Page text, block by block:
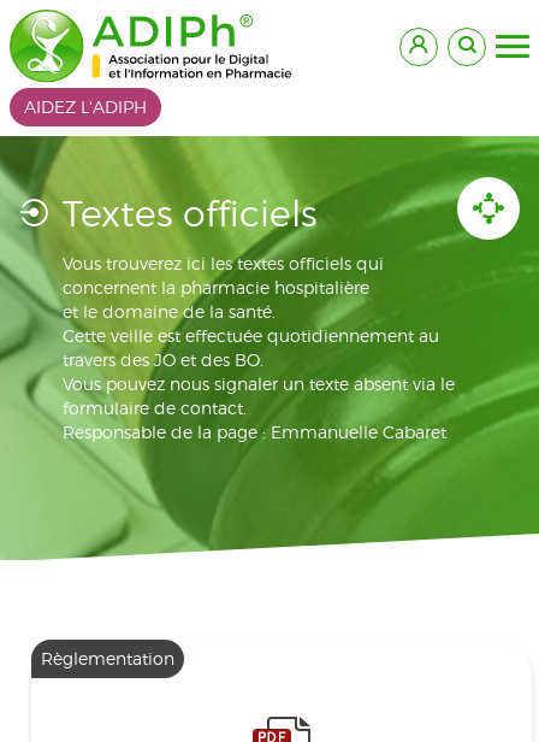
AIDEZ L'ADIPH
Textes officiels
Vous trouverez ici les textes officiels qui
concernent la pharmacie hospitalière
et le domaine de la santé.
Cette veille est effectuée quotidiennement au
travers des JO et des BO.
Vous pouvez nous signaler un texte absent via le
formulaire de contact.
Responsable de la page : Emmanuelle Cabaret
Règlementation